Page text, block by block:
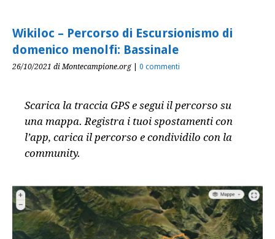
Wikiloc – Percorso di Escursionismo di
domenico menolfi: Bassinale
26/10/2021 di Montecampione.org| 0 commenti
Scarica la traccia GPS e segui il percorso su
una mappa. Registra i tuoi spostamenti con
l’app, carica il percorso e condividilo con la
community.